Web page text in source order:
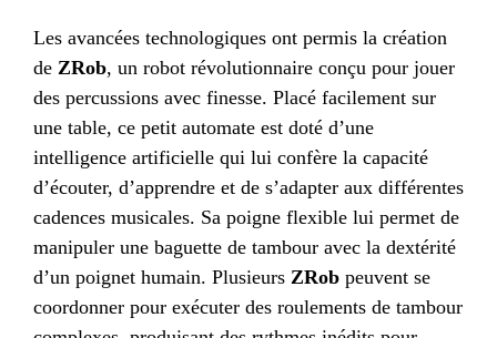
Les avancées technologiques ont permis la création
de ZRob, un robot révolutionnaire conçu pour jouer
des percussions avec finesse. Placé facilement sur
une table, ce petit automate est doté d’une
intelligence artificielle qui lui confère la capacité
d’écouter, d’apprendre et de s’adapter aux différentes
cadences musicales. Sa poigne flexible lui permet de
manipuler une baguette de tambour avec la dextérité
d’un poignet humain. Plusieurs ZRob peuvent se
coordonner pour exécuter des roulements de tambour